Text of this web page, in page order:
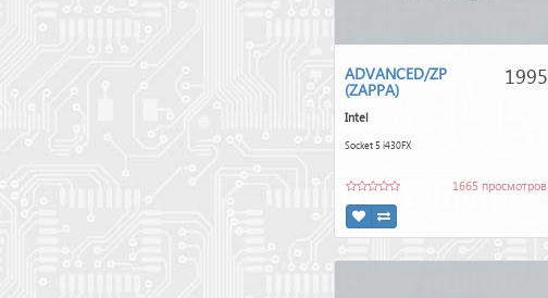
1995
ADVANCED/ZP
(ZAPPA)
Intel
Socket 5 i430FX
1665 просмотров